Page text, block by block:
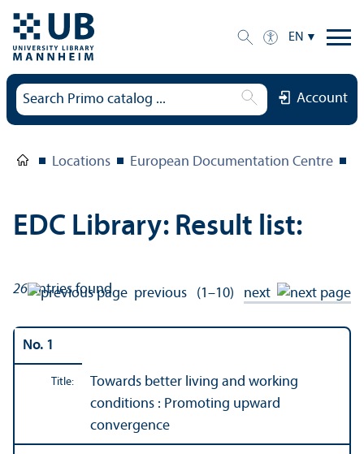
EN
Account
Locations European Documentation Centre
EDC Library: Result list:
26entries found previous (1–10) next
No. 1
Title:
Towards better living and working
conditions : Promoting upward
convergence